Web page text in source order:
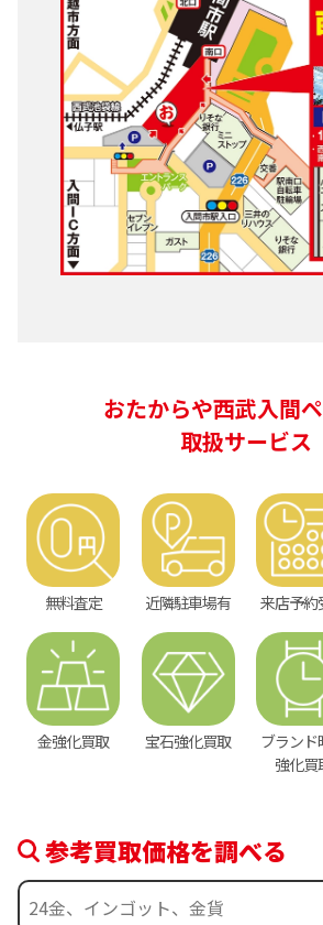
おたからや西武入間
取扱サービス
無料査定 近隣駐車場有 来店予約
金強化買取 宝石強化買取
ブランド
強化買
参考買取価格を調べる